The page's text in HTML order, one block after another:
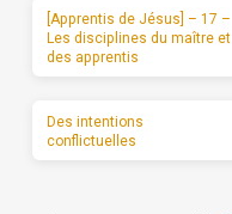
[Apprentis de Jésus] – 17 –
Les disciplines du maître et
des apprentis
Des intentions
conflictuelles